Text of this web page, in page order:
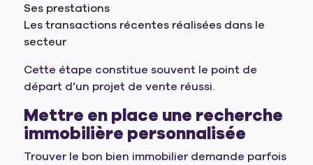
Ses prestations
Les transactions récentes réalisées dans le
secteur
Cette étape constitue souvent le point de
départ d’un projet de vente réussi.
Mettre en place une recherche
immobilière personnalisée
Trouver le bon bien immobilier demande parfois